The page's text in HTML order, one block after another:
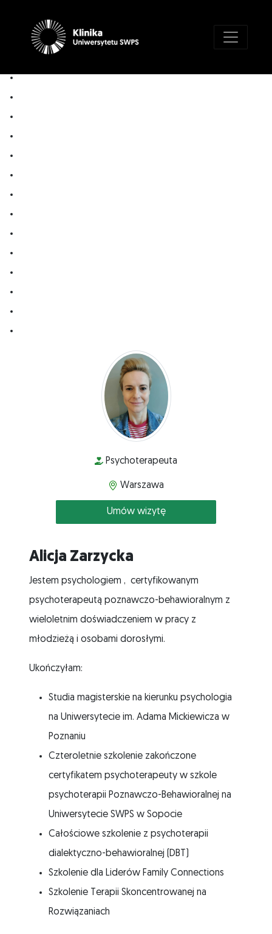
Psychoterapia
Psychoterapeuta
Warszawa
Umów wizytę
Alicja Zarzycka
Jestem psychologiem , certyfikowanym
psychoterapeutą poznawczo-behawioralnym z
wieloletnim doświadczeniem w pracy z
młodzieżą i osobami dorosłymi.
Ukończyłam:
Studia magisterskie na kierunku psychologia
na Uniwersytecie im. Adama Mickiewicza w
Poznaniu
Czteroletnie szkolenie zakończone
certyfikatem psychoterapeuty w szkole
psychoterapii Poznawczo-Behawioralnej na
Uniwersytecie SWPS w Sopocie
Całościowe szkolenie z psychoterapii
dialektyczno-behawioralnej (DBT)
Szkolenie dla Liderów Family Connections
Szkolenie Terapii Skoncentrowanej na
Rozwiązaniach